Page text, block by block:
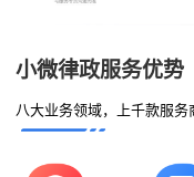
小微律政服务优势
八大业务领域，上千款服